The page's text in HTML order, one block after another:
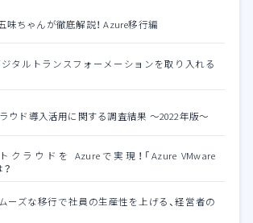
味ちゃんが徹底解説！ Azure移行編
タルトランスフォーメーションを取り入れる
ウド導入活用に関する調査結果 ～2022年版～
クラウドを Azureで実現！「Azure VMware
ーズな移行で社員の生産性を上げる、経営者の